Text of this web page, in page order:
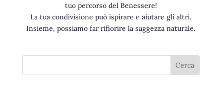
tuo percorso del Benessere!
La tua condivisione può ispirare e aiutare gli altri.
Insieme, possiamo far rifiorire la saggezza naturale.
Cerca